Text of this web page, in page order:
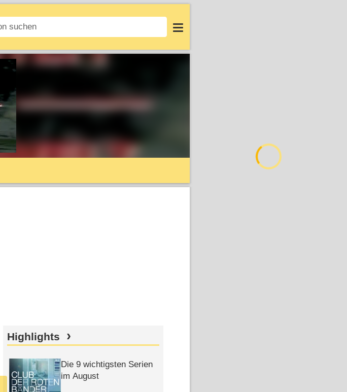
Login
Highlights
Die 9 wichtigsten Serien
im August